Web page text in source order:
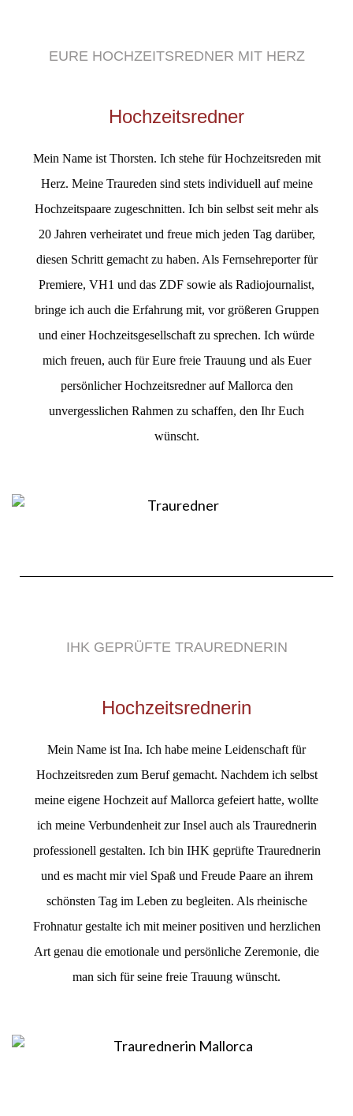
EURE HOCHZEITSREDNER MIT HERZ
Hochzeitsredner
Mein Name ist Thorsten. Ich stehe für Hochzeitsreden mit
Herz. Meine Traureden sind stets individuell auf meine
Hochzeitspaare zugeschnitten. Ich bin selbst seit mehr als
20 Jahren verheiratet und freue mich jeden Tag darüber,
diesen Schritt gemacht zu haben. Als Fernsehreporter für
Premiere, VH1 und das ZDF sowie als Radiojournalist,
bringe ich auch die Erfahrung mit, vor größeren Gruppen
und einer Hochzeitsgesellschaft zu sprechen. Ich würde
mich freuen, auch für Eure freie Trauung und als Euer
persönlicher Hochzeitsredner auf Mallorca den
unvergesslichen Rahmen zu schaffen, den Ihr Euch
wünscht.
IHK GEPRÜFTE TRAUREDNERIN
Hochzeitsrednerin
Mein Name ist Ina. Ich habe meine Leidenschaft für
Hochzeitsreden zum Beruf gemacht. Nachdem ich selbst
meine eigene Hochzeit auf Mallorca gefeiert hatte, wollte
ich meine Verbundenheit zur Insel auch als Traurednerin
professionell gestalten. Ich bin IHK geprüfte Traurednerin
und es macht mir viel Spaß und Freude Paare an ihrem
schönsten Tag im Leben zu begleiten. Als rheinische
Frohnatur gestalte ich mit meiner positiven und herzlichen
Art genau die emotionale und persönliche Zeremonie, die
man sich für seine freie Trauung wünscht.